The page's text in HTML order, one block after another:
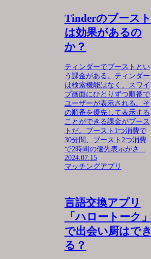
Tinderのブースト
は効果があるの
か？
ティンダーでブーストとい
う課金がある。ティンダー
は検索機能はなく、スワイ
プ画面にひとりずつ順番で
ユーザーが表示される。そ
の順番を優先して表示する
ことができる課金がブース
トだ。ブースト1つ消費で
30分間、ブースト2つ消費
で2時間の優先表示がさ...
2024.07.15
マッチングアプリ
言語交換アプリ
「ハロートーク」
で出会い厨はでき
る？